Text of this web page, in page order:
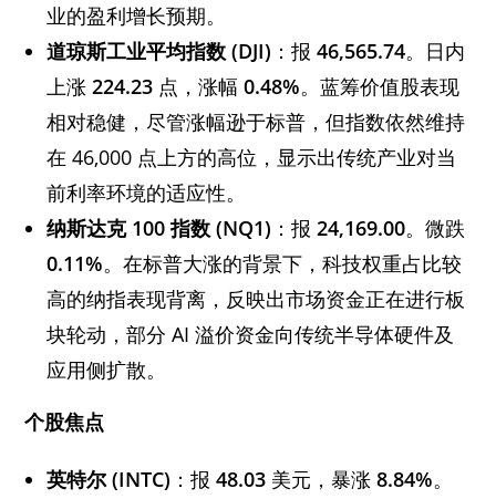
业的盈利增长预期。
道琼斯工业平均指数 (DJI) ：报46,565.74。日内
上涨224.23 点，涨幅0.48%。蓝筹价值股表现
相对稳健，尽管涨幅逊于标普，但指数依然维持
在 46,000 点上方的高位，显示出传统产业对当
前利率环境的适应性。
纳斯达克 100指数 (NQ1) ：报24,169.00。微跌
0.11%。在标普大涨的背景下，科技权重占比较
高的纳指表现背离，反映出市场资金正在进行板
块轮动，部分 AI 溢价资金向传统半导体硬件及
应用侧扩散。
个股焦点
英特尔 (INTC) ：报48.03 美元，暴涨8.84%。